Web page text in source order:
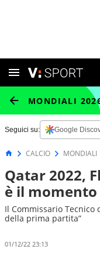
MONDIALI
Seguici su: Google
CALCIO MONDIALI
Qatar 2022,
è il
Il Commissario Tecnico
della prima partita”
01/12/22 23:13